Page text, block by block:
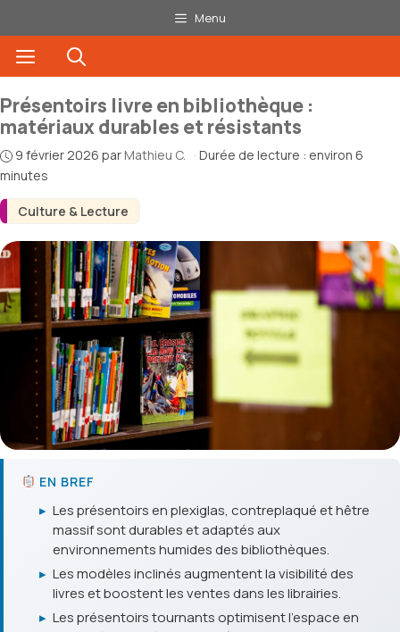
au
contenu
Menu
Menu
Culture & Lecture
Présentoirs livre en bibliothèque :
matériaux durables et résistants
9 février 2026 par Mathieu C. · Durée de lecture : environ 6
minutes
EN BREF
▸ Les présentoirs en plexiglas, contreplaqué et hêtre
massif sont durables et adaptés aux
environnements humides des bibliothèques.
▸ Les modèles inclinés augmentent la visibilité des
livres et boostent les ventes dans les librairies.
▸ Les présentoirs tournants optimisent l'espace en